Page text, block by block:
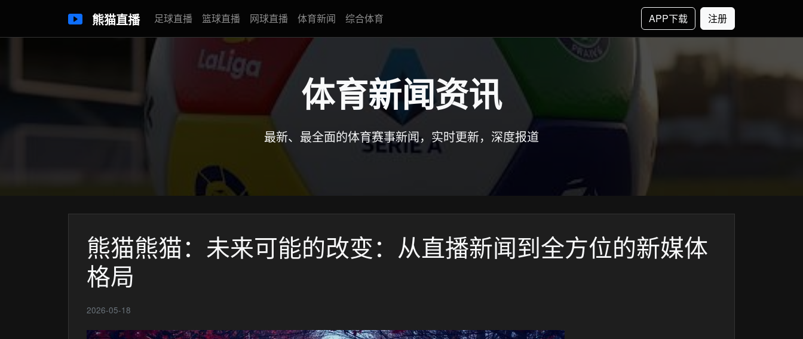
熊猫直播 足球直播 篮球直播 网球直播 体育新闻 综合体育 APP下载 注册
体育新闻资讯
最新、最全面的体育赛事新闻，实时更新，深度报道
熊猫熊猫：未来可能的改变：从直播新闻到全方位的新媒体
格局
2026-05-18